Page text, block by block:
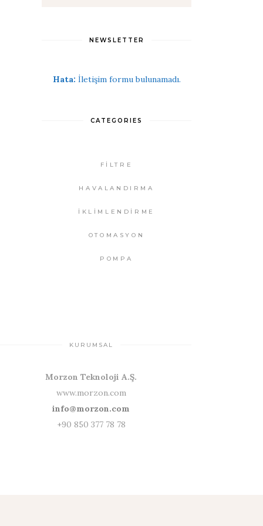
NEWSLETTER
Hata: İletişim formu bulunamadı.
CATEGORIES
FİLTRE
HAVALANDIRMA
İKLİMLENDİRME
OTOMASYON
POMPA
KURUMSAL
Morzon Teknoloji A.Ş.
www.morzon.com
info@morzon.com
+90 850 377 78 78